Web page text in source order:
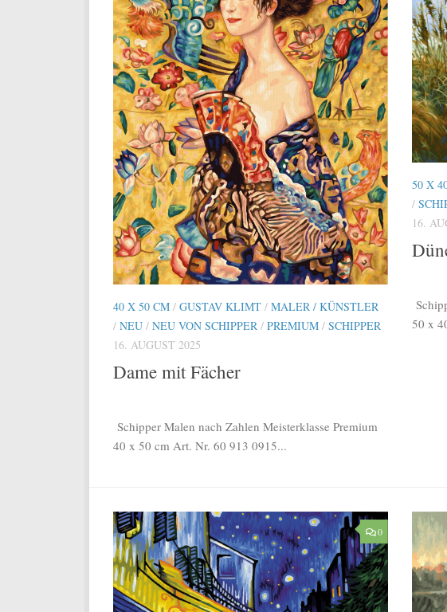
40 X 50 CM / GUSTAV KLIMT / MALER / KÜNSTLER
/ NEU / NEU VON SCHIPPER / PREMIUM / SCHIPPER
16. AUGUST 2025
Dame mit Fächer
Schipper Malen nach Zahlen Meisterklasse Premium
40 x 50 cm Art. Nr. 60 913 0915...
50 X
/
16.
50 x
0